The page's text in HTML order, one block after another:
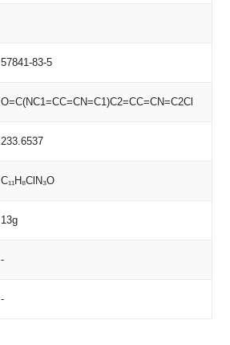
57841-83-5
O=C(NC1=CC=CN=C1)C2=CC=CN=C2Cl
233.6537
C₁₁H₈ClN₃O
13g
-
-